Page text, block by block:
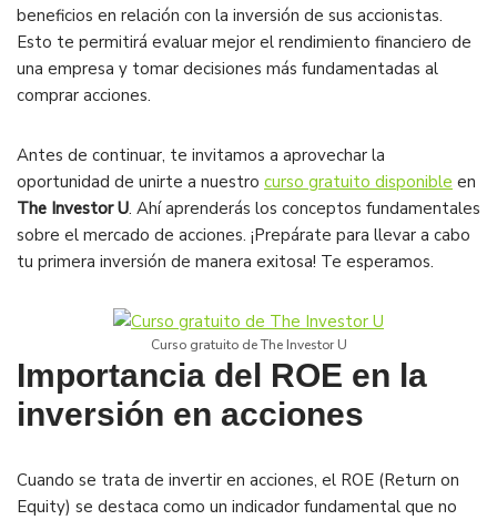
beneficios en relación con la inversión de sus accionistas.
Esto te permitirá evaluar mejor el rendimiento financiero de
una empresa y tomar decisiones más fundamentadas al
comprar acciones.
Antes de continuar, te invitamos a aprovechar la
oportunidad de unirte a nuestro curso gratuito disponible en
The Investor U. Ahí aprenderás los conceptos fundamentales
sobre el mercado de acciones. ¡Prepárate para llevar a cabo
tu primera inversión de manera exitosa! Te esperamos.
Curso gratuito de The Investor U
Importancia del ROE en la
inversión en acciones
Cuando se trata de invertir en acciones, el ROE (Return on
Equity) se destaca como un indicador fundamental que no